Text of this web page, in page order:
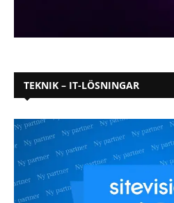
TEKNIK – IT-LÖSNINGAR